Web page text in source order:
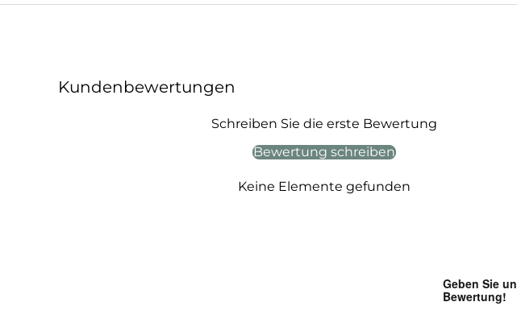
Kundenbewertungen
Schreiben Sie die erste Bewertung
Bewertung schreiben
Keine Elemente gefunden